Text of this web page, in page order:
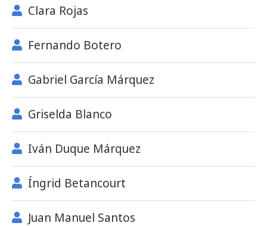
Clara Rojas
Fernando Botero
Gabriel García Márquez
Griselda Blanco
Iván Duque Márquez
Íngrid Betancourt
Juan Manuel Santos